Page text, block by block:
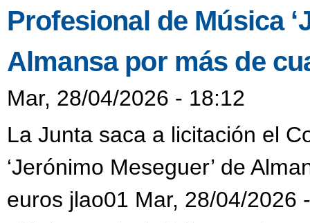
Profesional de Música
Almansa por más de
Mar, 28/04/2026 - 18:12
La Junta saca a licitación el
‘Jerónimo Meseguer’ de
euros jlao01 Mar, 28/04/2026